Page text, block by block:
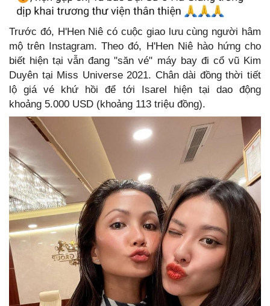
Trước đó, H'Hen Niê có cuộc giao lưu cùng người hâm
mộ trên Instagram. Theo đó, H'Hen Niê hào hứng cho
biết hiện tại vẫn đang "săn vé" máy bay đi cổ vũ Kim
Duyên tại Miss Universe 2021. Chân dài đồng thời tiết
lộ giá vé khứ hồi để tới Isarel hiện tại dao động
khoảng 5.000 USD (khoảng 113 triệu đồng).